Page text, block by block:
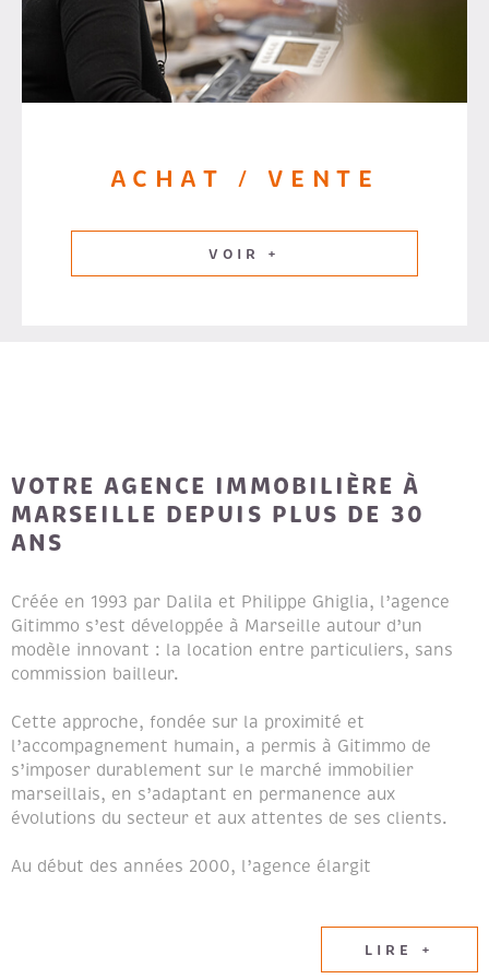
ACHAT / VENTE
VOIR +
VOTRE AGENCE IMMOBILIÈRE À
MARSEILLE DEPUIS PLUS DE 30
ANS
Créée en 1993 par Dalila et Philippe Ghiglia, l’agence
Gitimmo s’est développée à Marseille autour d’un
modèle innovant : la location entre particuliers, sans
commission bailleur.
Cette approche, fondée sur la proximité et
l’accompagnement humain, a permis à Gitimmo de
s’imposer durablement sur le marché immobilier
marseillais, en s’adaptant en permanence aux
évolutions du secteur et aux attentes de ses clients.
Au début des années 2000, l’agence élargit
LIRE +